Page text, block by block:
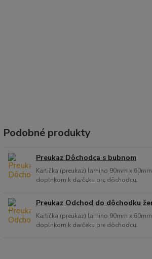
Podobné produkty
Preukaz Dôchodca s bubnom
Kartička (preukaz) lamino 90mm x
doplnkom k darčeku pre dôchodcu.
Preukaz Odchod do dôchodku
Kartička (preukaz) lamino 90mm x
doplnkom k darčeku pre dôchodcu.